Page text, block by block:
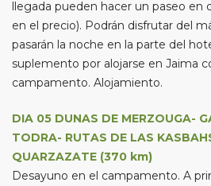
llegada pueden hacer un paseo en
en el precio). Podrán disfrutar del
pasarán la noche en la parte del
suplemento por alojarse en Jaima
campamento. Alojamiento.
DIA 05 DUNAS DE MERZOUGA-
TODRA- RUTAS DE LAS
QUARZAZATE (370 km)
Desayuno en el campamento. A